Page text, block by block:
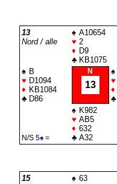
13
Nord / alle
♠ A10654
♥ 2
♦ D9
♣ KB1075
♠ B
♥ D1094
♦ KB1084
♣ D86
N
13
♠
♥
♦
♣
N/S 5♠=
♠ K982
♥ AB5
♦ 632
♣ A32
15
♠ 63